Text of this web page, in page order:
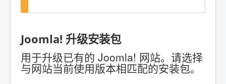
Joomla! 升级安装包
用于升级已有的 Joomla! 网站。请选择
与网站当前使用版本相匹配的安装包。